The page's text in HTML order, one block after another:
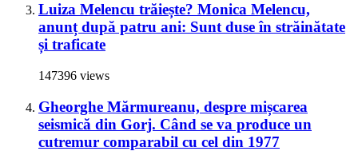
Luiza Melencu trăiește? Monica Melencu,
anunț după patru ani: Sunt duse în străinătate
și traficate
147396 views
Gheorghe Mărmureanu, despre mișcarea
seismică din Gorj. Când se va produce un
cutremur comparabil cu cel din 1977